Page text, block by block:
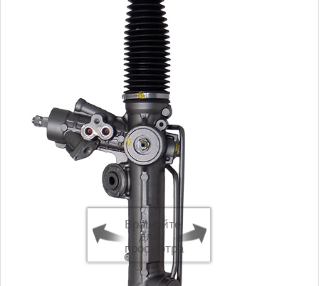
Вращайте
для
просмотра